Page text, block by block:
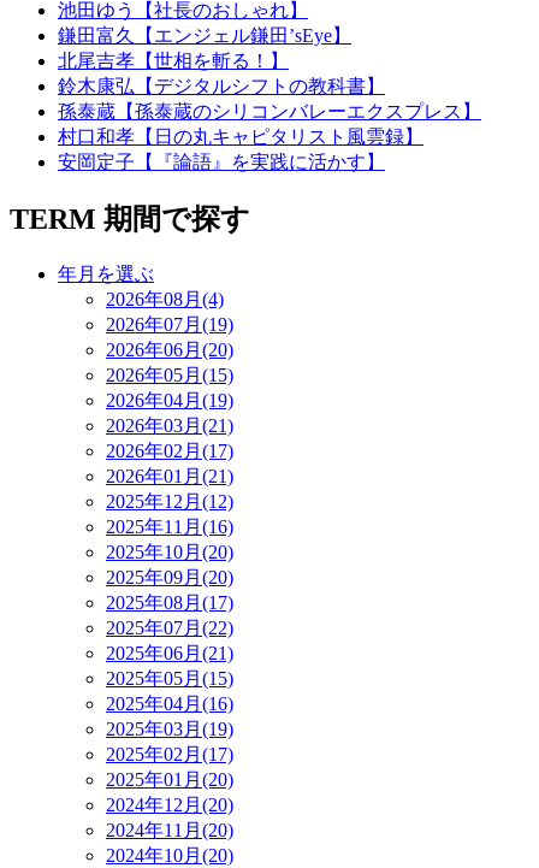
池田ゆう【社長のおしゃれ】
鎌田富久【エンジェル鎌田’sEye】
北尾吉孝【世相を斬る！】
鈴木康弘【デジタルシフトの教科書】
孫泰蔵【孫泰蔵のシリコンバレーエクスプレス】
村口和孝【日の丸キャピタリスト風雲録】
安岡定子【『論語』を実践に活かす】
TERM 期間で探す
年月を選ぶ
2026年08月(4)
2026年07月(19)
2026年06月(20)
2026年05月(15)
2026年04月(19)
2026年03月(21)
2026年02月(17)
2026年01月(21)
2025年12月(12)
2025年11月(16)
2025年10月(20)
2025年09月(20)
2025年08月(17)
2025年07月(22)
2025年06月(21)
2025年05月(15)
2025年04月(16)
2025年03月(19)
2025年02月(17)
2025年01月(20)
2024年12月(20)
2024年11月(20)
2024年10月(20)